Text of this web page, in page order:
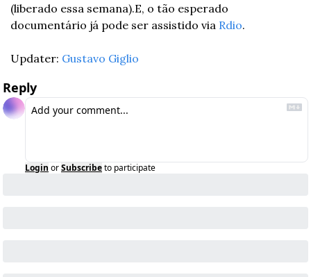
(liberado essa semana).E, o tão esperado
documentário já pode ser assistido via Rdio.
Updater: Gustavo Giglio
Reply
Login orSubscribeto participate